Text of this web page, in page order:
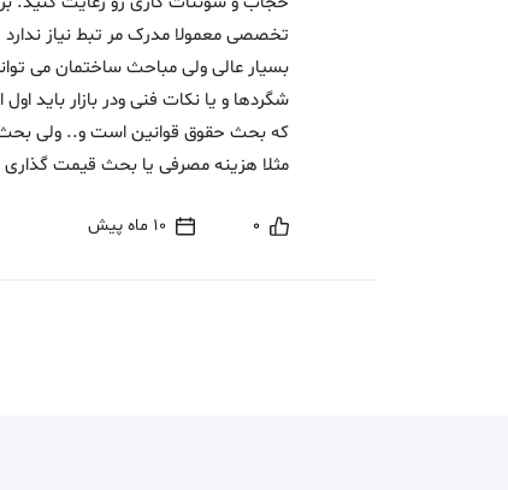
تخصصی معمولا مدرک مر تبط نیاز
بسیار عالی ولی مباحث ساختمان می
شگردها و یا نکات فنی ودر بازار باید اول
که بحث حقوق قوانین است و.. ولی بحث
مثلا هزینه مصرفی یا بحث قیمت
0 10 ماه پیش